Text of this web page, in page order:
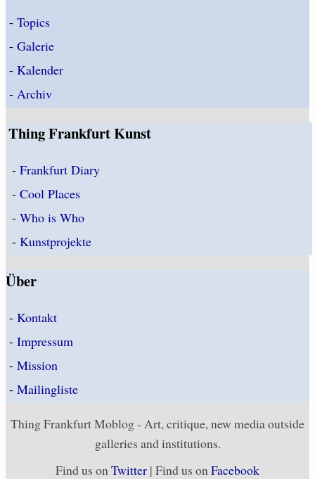
- Topics
- Galerie
- Kalender
- Archiv
Thing Frankfurt Kunst
-Frankfurt Diary
-Cool Places
-Who is Who
-Kunstprojekte
Über
- Kontakt
- Impressum
- Mission
- Mailingliste
Thing Frankfurt Moblog - Art, critique, new media outside
galleries and institutions.
Find us onTwitter | Find us onFacebook